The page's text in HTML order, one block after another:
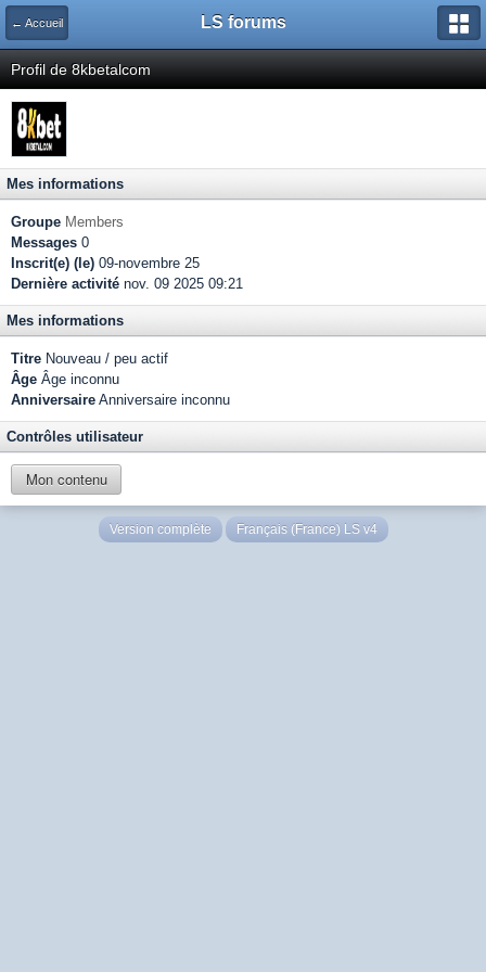
← Accueil LS forums
Profil de 8kbetalcom
Mes informations
Groupe Members
Messages 0
Inscrit(e) (le) 09-novembre 25
Dernière activité nov. 09 2025 09:21
Mes informations
Titre Nouveau / peu actif
Âge Âge inconnu
Anniversaire Anniversaire inconnu
Contrôles utilisateur
Mon contenu
Version complète Français (France) LS v4